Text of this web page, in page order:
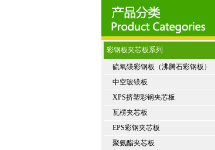
彩钢板夹芯板系列
硫氧镁彩钢板（沸腾石彩钢板）
中空玻镁板
XPS挤塑彩钢夹芯板
瓦楞夹芯板
EPS彩钢夹芯板
聚氨酯夹芯板